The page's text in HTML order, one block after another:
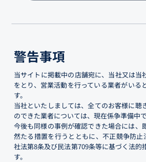
警告事項
当サイトに掲載中の店舗宛に、当社又は当
をとり、営業活動を行っている業者がいる
す。
当社といたしましては、全てのお客様に聴
のできた業者については、現在係争準備中で
今後も同様の事例が確認できた場合には、
然たる措置を行うとともに、不正競争防
社法第8条及び民法第709条等に基づく法的
す。